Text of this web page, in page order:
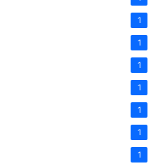
1
1
1
1
1
1
1